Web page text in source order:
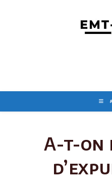
A-t-on